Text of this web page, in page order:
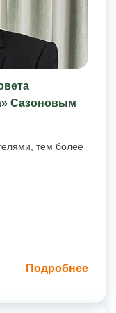
Сазоновым
тем более
Подробнее